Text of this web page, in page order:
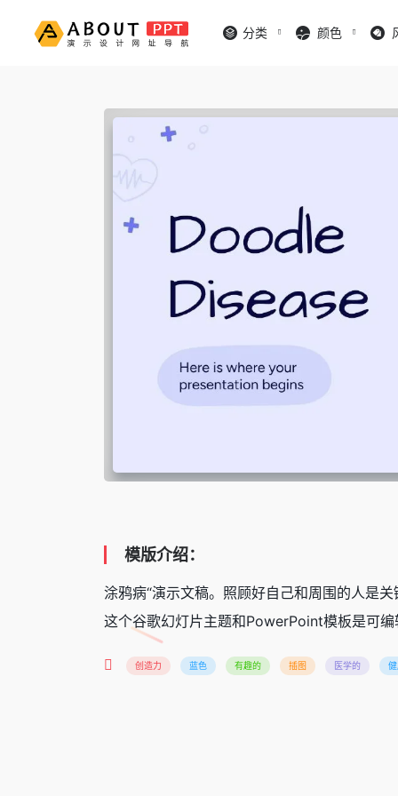
分类 颜色
模版介绍：
涂鸦病“演示文稿。照顾好自己和周围的人是
这个谷歌幻灯片主题和PowerPoint模板是可
创造力 蓝色 有趣的 插图 医学的